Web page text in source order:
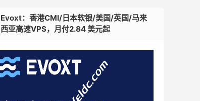
Evoxt：香港CMI/日本软银/美国/英国/马来
西亚高速VPS，月付2.84 美元起